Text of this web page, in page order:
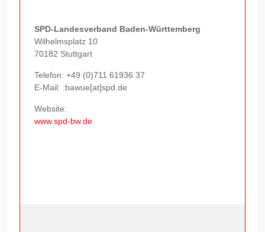
SPD-Landesverband Baden-Württemberg
Wilhelmsplatz 10
70182 Stuttgart
Telefon:+49 (0)711 61936 37
E-Mail: :bawue[at]spd.de
Website:
www.spd-bw.de